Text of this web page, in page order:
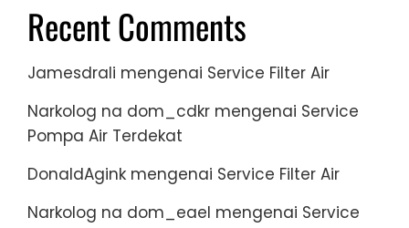
Recent Comments
Jamesdrali mengenai Service Filter Air
Narkolog na dom_cdkr mengenai Service
Pompa Air Terdekat
DonaldAgink mengenai Service Filter Air
Narkolog na dom_eael mengenai Service